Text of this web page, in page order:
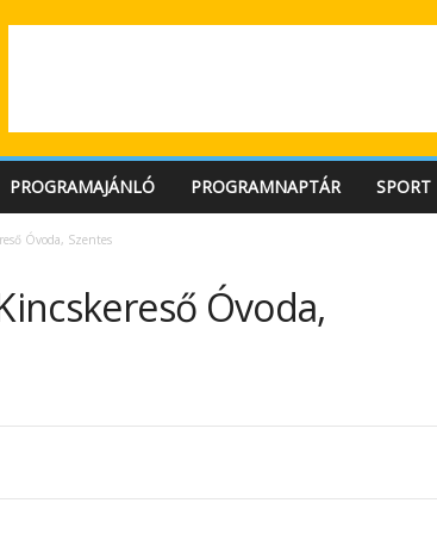
PROGRAMAJÁNLÓ PROGRAMNAPTÁR SPORT
Óvoda, Szentes
Óvoda,